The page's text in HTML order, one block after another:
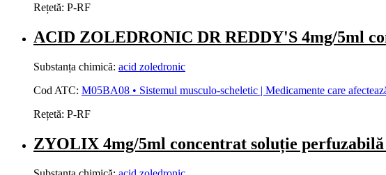
Rețetă: P-RF
ACID ZOLEDRONIC DR REDDY'S 4mg/5ml
Substanța chimică: acid zoledronic
Cod ATC: M05BA08 • Sistemul musculo-scheletic | Medicamente care
Rețetă: P-RF
ZYOLIX 4mg/5ml concentrat soluție